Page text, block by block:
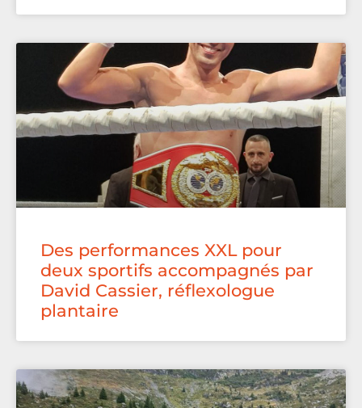
Des performances XXL pour
deux sportifs accompagnés par
David Cassier, réflexologue
plantaire